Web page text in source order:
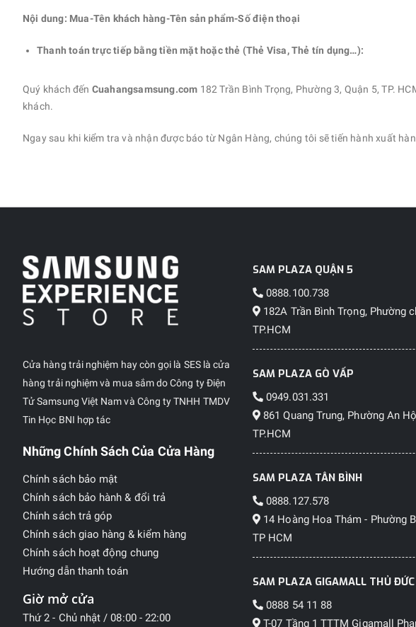
Nội dung: Mua-Tên khách hàng-Tên sản phẩm-Số điện thoại
Thanh toán trực tiếp bằng tiền mặt hoặc thẻ (Thẻ Visa, Thẻ tín dụng…):
Quý khách đến Cuahangsamsung.com 182 Trần Bình Trọng, Phường 3, Quận 5, TP.
khách.
Ngay sau khi kiểm tra và nhận được báo từ Ngân Hàng, chúng tôi sẽ tiến hành xuất
Cửa hàng trải nghiệm hay còn gọi là SES là cửa
hàng trải nghiệm và mua sắm do Công ty Điện
Tử Samsung Việt Nam và Công ty TNHH TMDV
Tin Học BNI hợp tác
Những Chính Sách Của Cửa Hàng
Chính sách bảo mật
Chính sách bảo hành & đổi trả
Chính sách trả góp
Chính sách giao hàng & kiểm hàng
Chính sách hoạt động chung
Hướng dẫn thanh toán
Giờ mở cửa
Thứ 2 - Chủ nhật / 08:00 - 22:00
SAM PLAZA QUẬN 5
0888.100.738
182A Trần Bình Trọng, Phường
TP.HCM
SAM PLAZA GÒ VẤP
0949.031.331
861 Quang Trung, Phường An
TP.HCM
SAM PLAZA TÂN BÌNH
0888.127.578
14 Hoàng Hoa Thám - Phường
TP HCM
SAM PLAZA GIGAMALL THỦ ĐỨC
0888 54 11 88
T-07 Tầng 1 TTTM Gigamall